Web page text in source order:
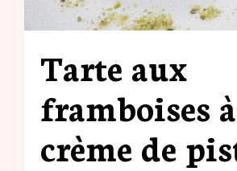
Tarte aux
framboises
crème de